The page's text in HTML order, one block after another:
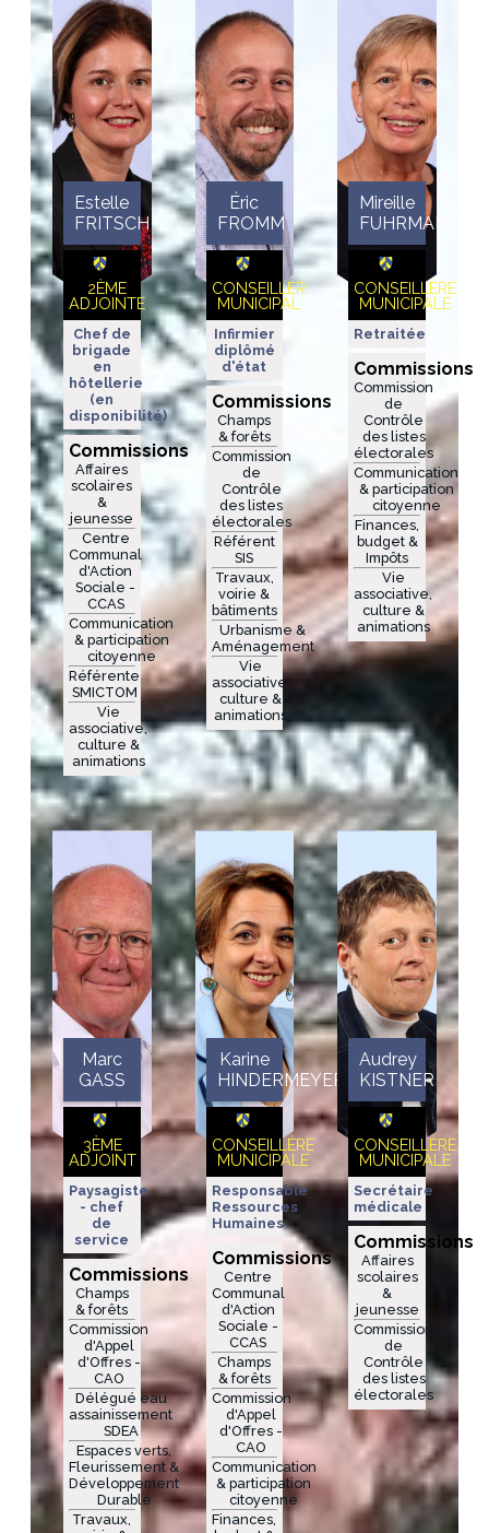
Estelle
FRITSCH
2ÈME
ADJOINTE
Chef de
brigade
en
hôtellerie
(en
disponibilité)
Commissions
Affaires
scolaires
&
jeunesse
Centre
Communal
d'Action
Sociale -
CCAS
Communication
& participation
citoyenne
Référente
SMICTOM
Vie
associative,
culture &
animations
Éric
FROMM
CONSEILLER
MUNICIPAL
Infirmier
diplômé
d'état
Commissions
Champs
& forêts
Commission
de
Contrôle
des listes
électorales
Référent
SIS
Travaux,
voirie &
bâtiments
Urbanisme &
Aménagement
Vie
associative,
culture &
animations
Mireille
FUHRMANN
CONSEILLÈRE
MUNICIPALE
Retraitée
Commissions
Commission
de
Contrôle
des listes
électorales
Communication
& participation
citoyenne
Finances,
budget &
Impôts
Vie
associative,
culture &
animations
Marc
GASS
3ÈME
ADJOINT
Paysagiste
- chef
de
service
Commissions
Champs
& forêts
Commission
d'Appel
d'Offres -
CAO
Délégué eau
assainissement
SDEA
Espaces verts,
Fleurissement &
Développement
Durable
Travaux,
Karine
HINDERMEYER
CONSEILLÈRE
MUNICIPALE
Responsable
Ressources
Humaines
Commissions
Centre
Communal
d'Action
Sociale -
CCAS
Champs
& forêts
Commission
d'Appel
d'Offres -
CAO
Communication
& participation
citoyenne
Finances,
Audrey
KISTNER
CONSEILLÈRE
MUNICIPALE
Secrétaire
médicale
Commissions
Affaires
scolaires
&
jeunesse
Commission
de
Contrôle
des listes
électorales